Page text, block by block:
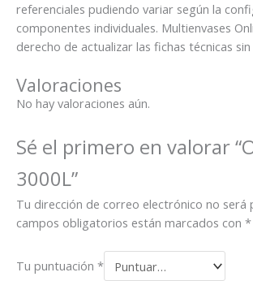
referenciales pudiendo variar según la
componentes individuales. Multienvases
derecho de actualizar las fichas técnicas
Valoraciones
No hay valoraciones aún.
Sé el primero en valorar
3000L”
Tu dirección de correo electrónico no será
campos obligatorios están marcados con *
Tu puntuación *